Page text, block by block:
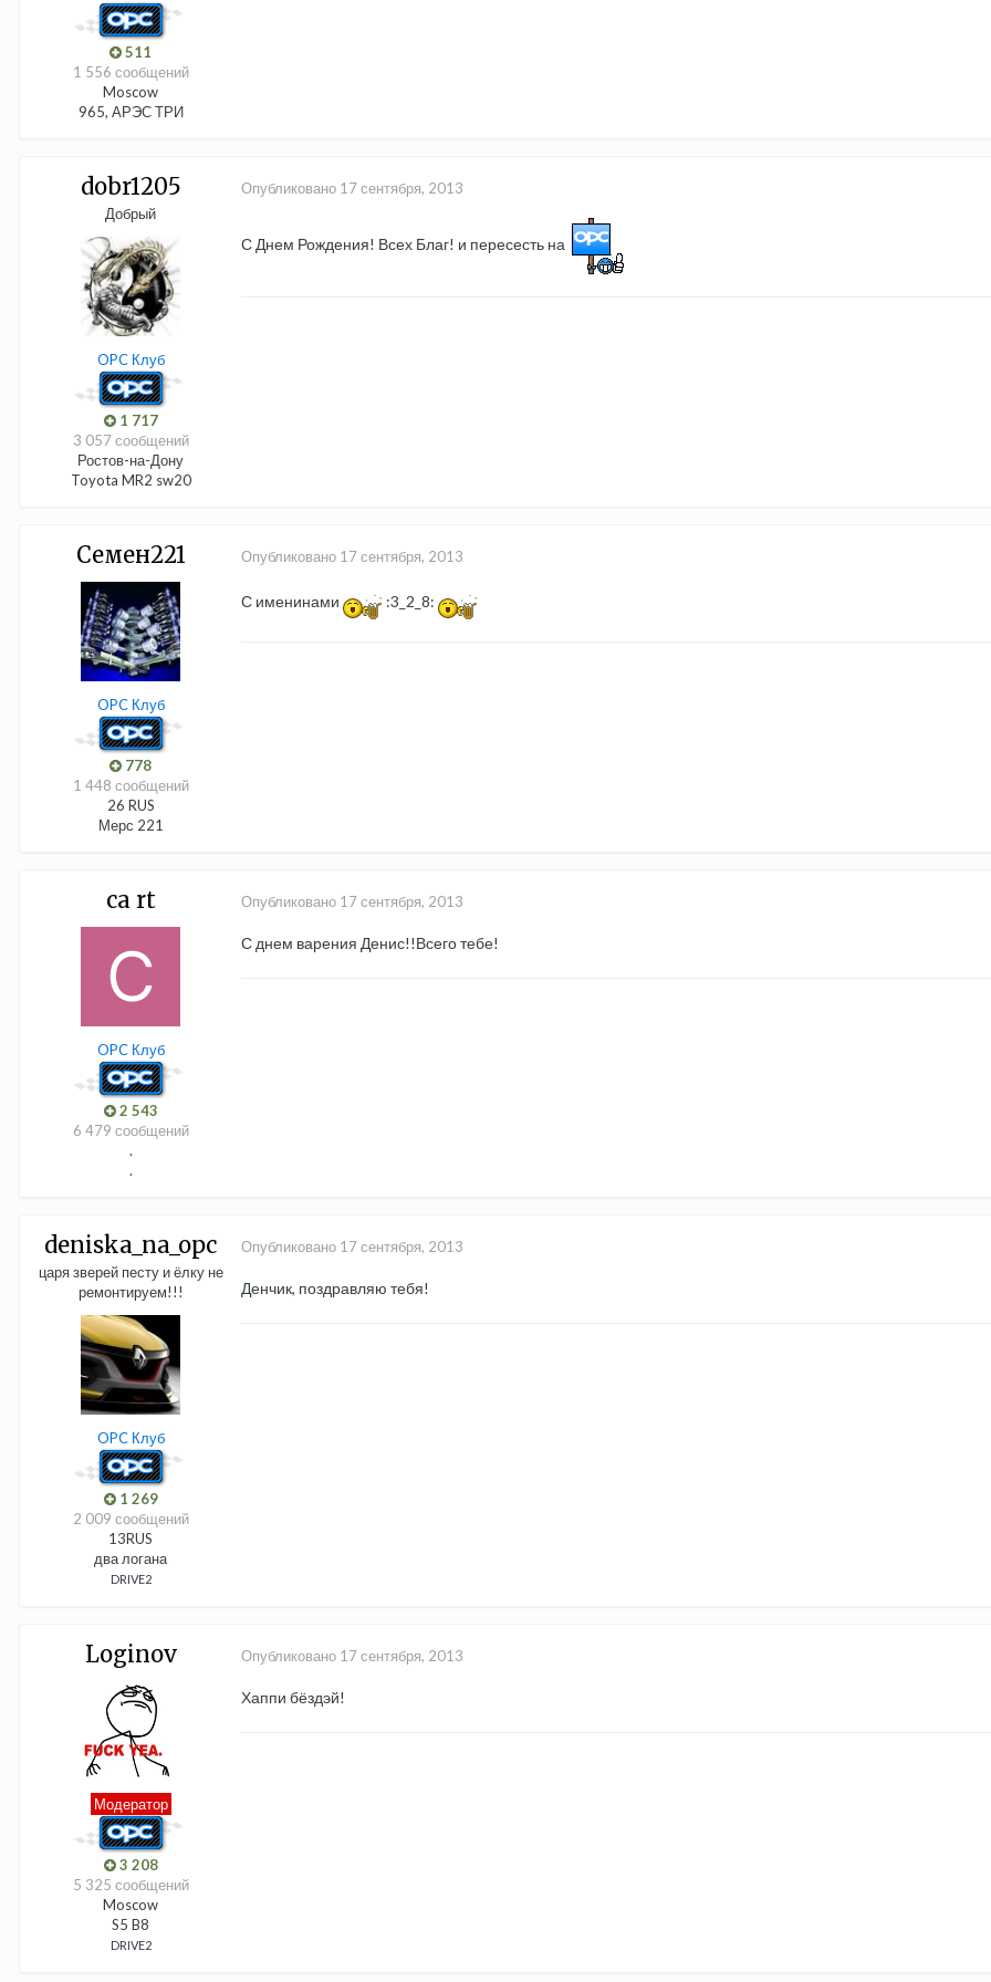
511
1 556 сообщений
Moscow
965, АРЭС ТРИ
dobr1205
Добрый
OPC Клуб
1 717
3 057 сообщений
Ростов-на-Дону
Toyota MR2 sw20
Опубликовано 17 сентября, 2013
С Днем Рождения! Всех Благ! и пересесть на
Семен221
OPC Клуб
778
1 448 сообщений
26 RUS
Мерс 221
Опубликовано 17 сентября, 2013
С именинами :3_2_8:
ca rt
OPC Клуб
2 543
6 479 сообщений
.
.
Опубликовано 17 сентября, 2013
С днем варения Денис!!Всего тебе!
deniska_na_opc
царя зверей песту и ёлку не
ремонтируем!!!
OPC Клуб
1 269
2 009 сообщений
13RUS
два логана
DRIVE2
Опубликовано 17 сентября, 2013
Денчик, поздравляю тебя!
Loginov
Модератор
3 208
5 325 сообщений
Moscow
S5 B8
DRIVE2
Опубликовано 17 сентября, 2013
Хаппи бёздэй!